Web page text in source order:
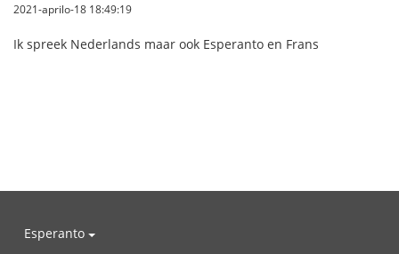
2021-aprilo-18 18:49:19
Ik spreek Nederlands maar ook Esperanto en Frans
Esperanto